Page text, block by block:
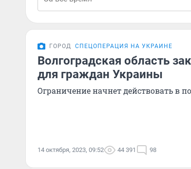
ГОРОД СПЕЦОПЕРАЦИЯ НА УКРАИНЕ
Волгоградская область
для граждан Украины
Ограничение начнет действовать в
14 октября, 2023, 09:52 44 391 98